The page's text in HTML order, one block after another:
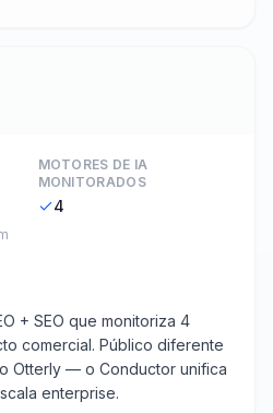
MOTORES DE IA
MONITORADOS
4
+ SEO que monitoriza 4
comercial. Público diferente
Otterly — o Conductor unifica
enterprise.